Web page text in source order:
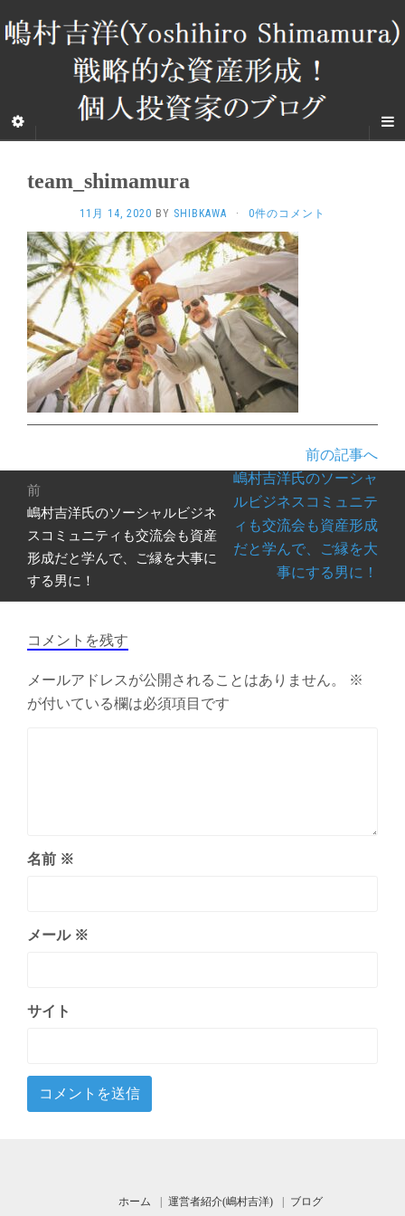
team_shimamura
11月 14, 2020 BY SHIBKAWA · 0件のコメント
前の記事へ
嶋村吉洋氏のソーシャ
ルビジネスコミュニテ
ィも交流会も資産形成
だと学んで、ご縁を大
事にする男に！
前
前
の
投
稿:
嶋村吉洋氏のソーシャルビジネ
スコミュニティも交流会も資産
形成だと学んで、ご縁を大事に
する男に！
コメントを残す
メールアドレスが公開されることはありません。
※
が付いている欄は必須項目です
名前 ※
メール ※
サイト
ホーム 運営者紹介(嶋村吉洋) ブログ